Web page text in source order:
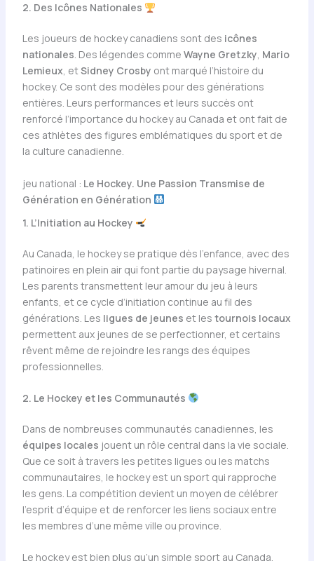
2. Des Icônes Nationales
Les joueurs de hockey canadiens sont des icônes
nationales. Des légendes comme Wayne Gretzky, Mario
Lemieux, etSidney Crosby ont marqué l’histoire du
hockey. Ce sont des modèles pour des générations
entières. Leurs performances et leurs succès ont
renforcé l’importance du hockey au Canada et ont fait de
ces athlètes des figures emblématiques du sport et de
la culture canadienne.
jeu national : Le Hockey. Une Passion Transmise de
Génération en Génération
1. L’Initiation au Hockey
Au Canada, le hockey se pratique dès l’enfance, avec des
patinoires en plein air qui font partie du paysage hivernal.
Les parents transmettent leur amour du jeu à leurs
enfants, et ce cycle d’initiation continue au fil des
générations. Les ligues de jeunes et les tournois locaux
permettent aux jeunes de se perfectionner, et certains
rêvent même de rejoindre les rangs des équipes
professionnelles.
2. Le Hockey et les Communautés
Dans de nombreuses communautés canadiennes, les
équipes locales jouent un rôle central dans la vie sociale.
Que ce soit à travers les petites ligues ou les matchs
communautaires, le hockey est un sport qui rapproche
les gens. La compétition devient un moyen de célébrer
l’esprit d’équipe et de renforcer les liens sociaux entre
les membres d’une même ville ou province.
Le hockey est bien plus qu’un simple sport au Canada.